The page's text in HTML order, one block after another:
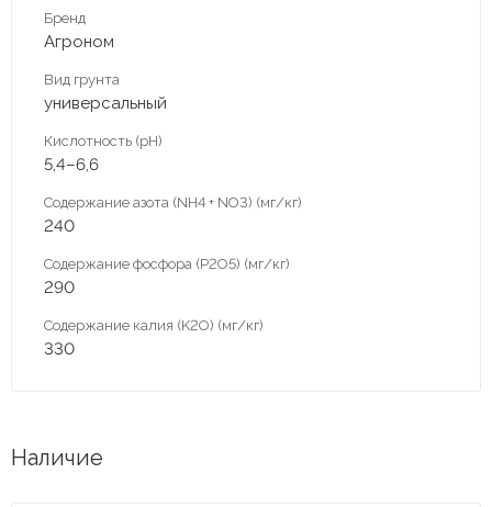
Бренд
Агроном
Вид грунта
универсальный
Кислотность (pH)
5,4–6,6
Содержание азота (NH4 + NO3) (мг/кг)
240
Содержание фосфора (P2O5) (мг/кг)
290
Содержание калия (K2O) (мг/кг)
330
Наличие